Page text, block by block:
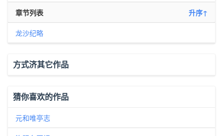
章节列表 升序↑
龙沙纪略
方式济其它作品
猜你喜欢的作品
元和唯亭志